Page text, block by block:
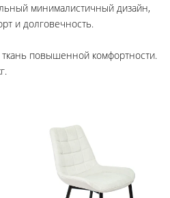
минималистичный дизайн,
и долговечность.
повышенной комфортности.